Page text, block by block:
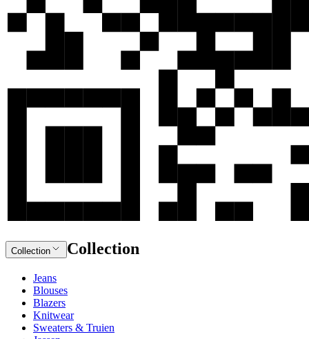
Collection Collection
Jeans
Blouses
Blazers
Knitwear
Sweaters & Truien